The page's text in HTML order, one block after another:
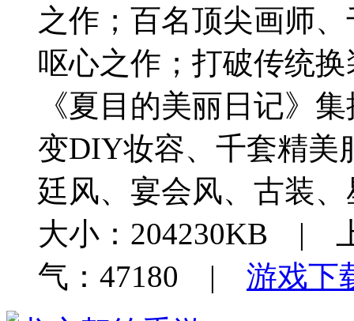
之作；百名顶尖画师
呕心之作；打破传统
《夏目的美丽日记》
变DIY妆容、千套精美
廷风、宴会风、古装
大小：204230KB |
气：47180 | 游戏下